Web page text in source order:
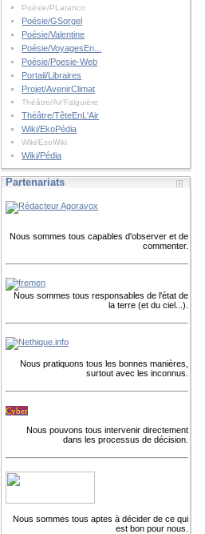
Poésie/PLaranco
Poésie/GSorgel
Poésie/Valentine
Poésie/VoyagesEn...
Poésie/Poesie-Web
Portail/Libraires
Projet/AvenirClimat
Théâtre/Air'Falguière
Théâtre/TêteEnL'Air
Wiki/EkoPédia
Wiki/EsoWiki
Wiki/Pédia
Partenariats
Nous sommes tous capables d'observer et de
commenter.
Nous sommes tous responsables de l'état de
la terre (et du ciel...).
Nous pratiquons tous les bonnes manières,
surtout avec les inconnus.
Cyber
Nous pouvons tous intervenir directement
dans les processus de décision.
Nous sommes tous aptes à décider de ce qui
est bon pour nous.